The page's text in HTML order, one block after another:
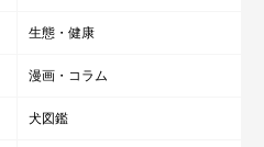
生態・健康
漫画・コラム
犬図鑑